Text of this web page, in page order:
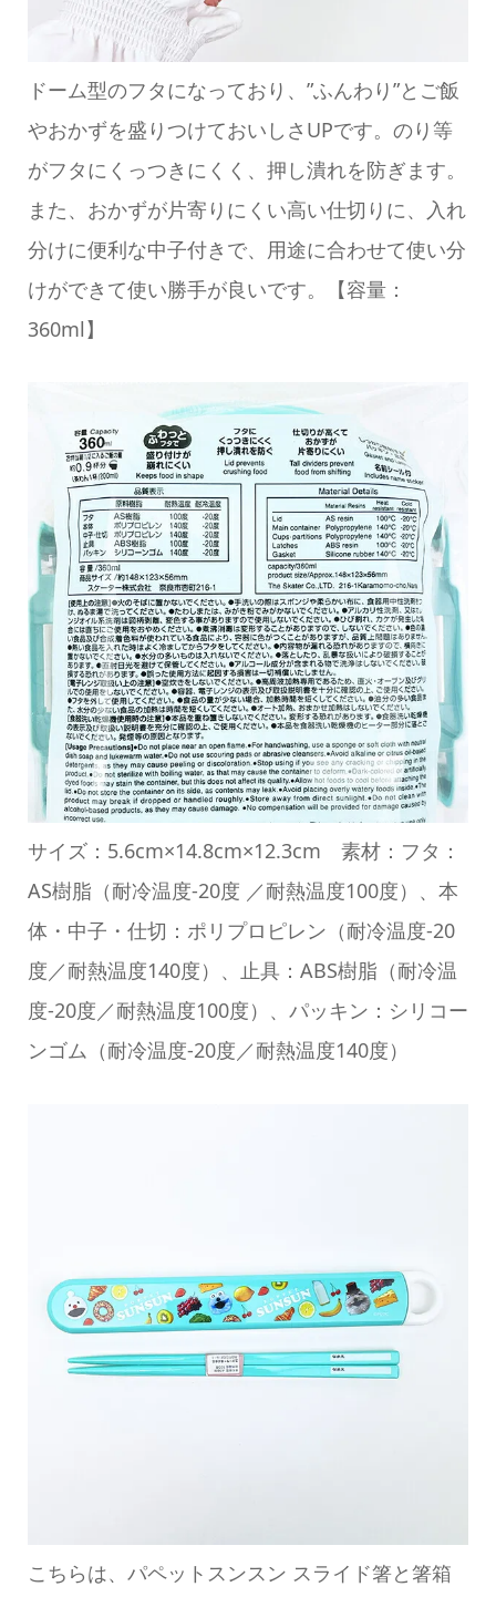
ドーム型のフタになっており、”ふんわり”とご飯
やおかずを盛りつけておいしさUPです。のり等
がフタにくっつきにくく、押し潰れを防ぎます。
また、おかずが片寄りにくい高い仕切りに、入れ
分けに便利な中子付きで、用途に合わせて使い分
けができて使い勝手が良いです。【容量：
360ml】
サイズ：5.6cm×14.8cm×12.3cm 素材：フタ：
AS樹脂（耐冷温度-20度 ／耐熱温度100度）、本
体・中子・仕切：ポリプロピレン（耐冷温度-20
度／耐熱温度140度）、止具：ABS樹脂（耐冷温
度-20度／耐熱温度100度）、パッキン：シリコー
ンゴム（耐冷温度-20度／耐熱温度140度）
こちらは、パペットスンスン スライド箸と箸箱